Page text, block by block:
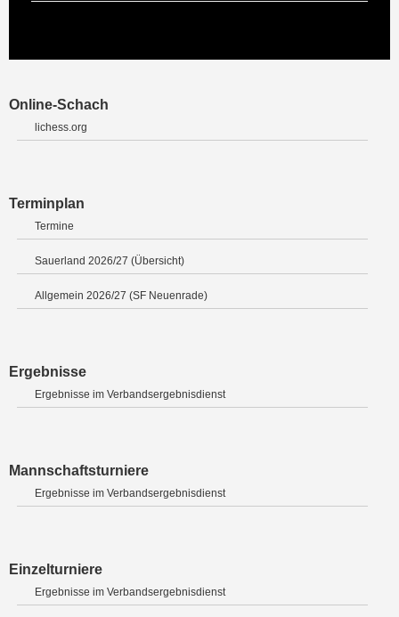
Online-Schach
lichess.org
Terminplan
Termine
Sauerland 2026/27 (Übersicht)
Allgemein 2026/27 (SF Neuenrade)
Ergebnisse
Ergebnisse im Verbandsergebnisdienst
Mannschaftsturniere
Ergebnisse im Verbandsergebnisdienst
Einzelturniere
Ergebnisse im Verbandsergebnisdienst